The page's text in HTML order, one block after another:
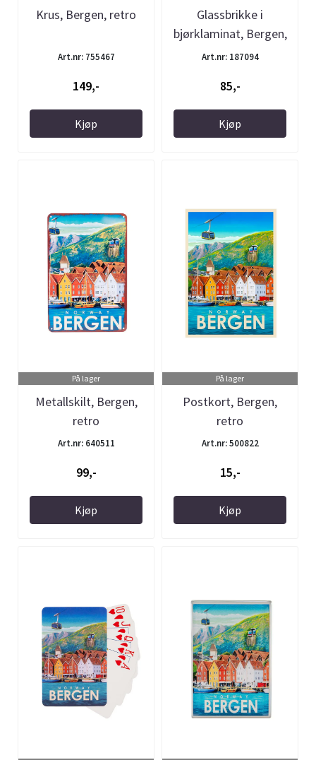
Krus, Bergen, retro
Art.nr: 755467
149,-
Kjøp
Glassbrikke i
bjørklaminat, Bergen,
retro
Art.nr: 187094
85,-
Kjøp
På lager
Metallskilt, Bergen,
retro
Art.nr: 640511
99,-
Kjøp
På lager
Postkort, Bergen,
retro
Art.nr: 500822
15,-
Kjøp